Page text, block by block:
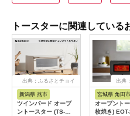
トースターに関連している
出典：ふるさとチョイ
新潟県 燕市
ツインバード オーブ
ントースター (TS-
出典
宮城県 角田市
オーブント
枚焼き) EOT-